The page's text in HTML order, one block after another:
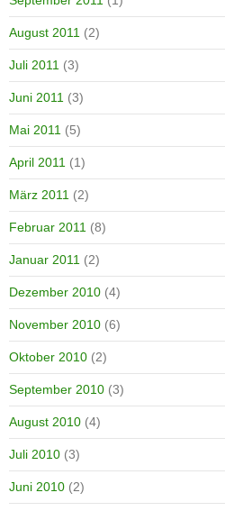
August 2011 (2)
Juli 2011 (3)
Juni 2011 (3)
Mai 2011 (5)
April 2011 (1)
März 2011 (2)
Februar 2011 (8)
Januar 2011 (2)
Dezember 2010 (4)
November 2010 (6)
Oktober 2010 (2)
September 2010 (3)
August 2010 (4)
Juli 2010 (3)
Juni 2010 (2)